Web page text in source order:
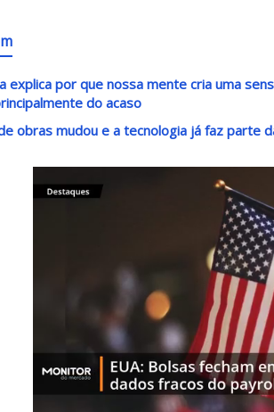
explica por que nossa mente cria uma
do acaso
obras mudou e a tecnologia já faz parte